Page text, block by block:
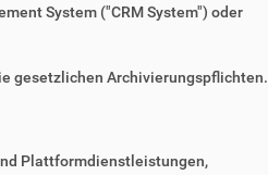
System ("CRM System") oder
gesetzlichen Archivierungspflichten.
Plattformdienstleistungen,